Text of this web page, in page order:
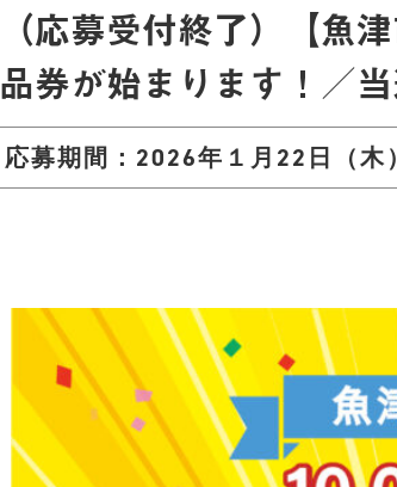
（応募受付終了）【魚
品券が始まります！／
応募期間：2026年１月22日（木